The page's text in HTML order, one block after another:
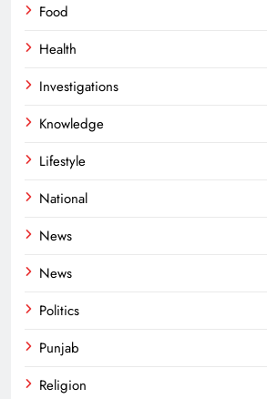
Food
Health
Investigations
Knowledge
Lifestyle
National
News
News
Politics
Punjab
Religion